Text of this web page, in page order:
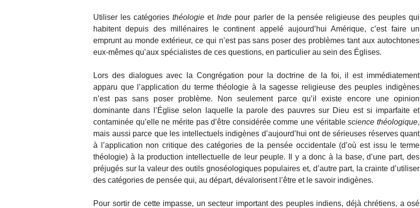
Utiliser les catégoriesthéologie et Inde pour parler de la pensée religieuse des peuples qui
habitent depuis des millénaires le continent appelé aujourd’hui Amérique, c’est faire un
emprunt au monde extérieur, ce qui n’est pas sans poser des problèmes tant aux autochtones
eux-mêmes qu’aux spécialistes de ces questions, en particulier au sein des Églises.
Lors des dialogues avec la Congrégation pour la doctrine de la foi, il est immédiatement
apparu que l’application du terme théologie à la sagesse religieuse des peuples indigènes
n’est pas sans poser problème. Non seulement parce qu’il existe encore une opinion
dominante dans l’Église selon laquelle la parole des pauvres sur Dieu est si imparfaite et
contaminée qu’elle ne mérite pas d’être considérée comme une véritablescience théologique,
mais aussi parce que les intellectuels indigènes d’aujourd’hui ont de sérieuses réserves quant
à l’application non critique des catégories de la pensée occidentale (d’où est issu le terme
théologie) à la production intellectuelle de leur peuple. Il y a donc à la base, d’une part, des
préjugés sur la valeur des outils gnoséologiques populaires et, d’autre part, la crainte d’utiliser
des catégories de pensée qui, au départ, dévalorisent l’être et le savoir indigènes.
Pour sortir de cette impasse, un secteur important des peuples indiens, déjà chrétiens, a osé